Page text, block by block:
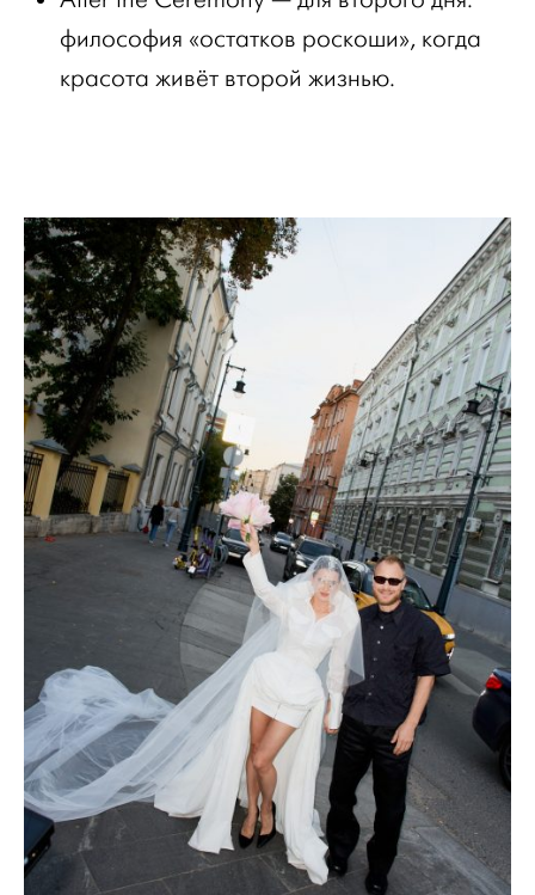
философия «остатков роскоши», когда
красота живёт второй жизнью.